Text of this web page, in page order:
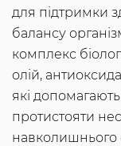
для підтримки
балансу
комплекс
олій,
які
протистояти